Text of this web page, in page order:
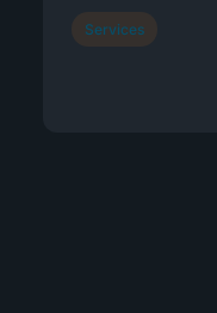
Services